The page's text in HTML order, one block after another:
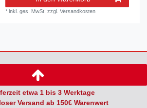
*inkl. ges. MwSt. zzgl.Versandkosten
etwa 1 bis 3 Werktage
Versand ab 150€ Warenwert